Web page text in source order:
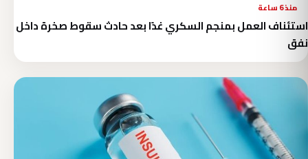
منذ 6 ساعة
استئناف العمل بمنجم السكري غدًا بعد حادث سقوط صخرة داخل
نفق